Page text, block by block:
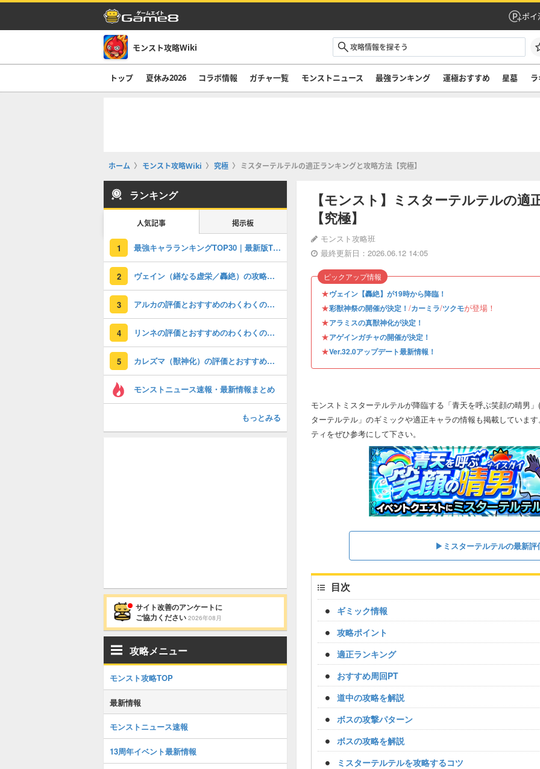
ポイ
モンスト攻略Wiki
トップ 夏休み2026 コラボ情報 ガチャ一覧 モンストニュース 最強ランキング 運極おすすめ 星墓
ホーム モンスト攻略Wiki 究極 ミスターテルテルの適正ランキングと攻略方法【究極】
【モンスト】ミスターテルテルの適
【究極】
モンスト攻略班
最終更新日：2026.06.12 14:05
★ヴェイン【轟絶】が19時から降臨！
★彩獣神祭の開催が決定！ /カーミラ/ツクモが登場！
★アラミスの真獣神化が決定！
★アゲインガチャの開催が決定！
★Ver.32.0アップデート最新情報！
ピックアップ情報
モンストミスターテルテルが降臨する「青天を呼ぶ笑顔の晴男
ターテルテル」のギミックや適正キャラの情報も掲載していま
ティをぜひ参考にして下さい。
▶ミスターテルテルの最新評
目次
ギミック情報
攻略ポイント
適正ランキング
おすすめ周回PT
道中の攻略を解説
ボスの攻撃パターン
ボスの攻略を解説
ミスターテルテルを攻略するコツ
ランキング
人気記事 掲示板
1 最強キャラランキングTOP30｜最新版Tier
2 ヴェイン（繕なる虚栄／轟絶）の攻略と適正
3 アルカの評価とおすすめのわくわくの実｜どっちが強い？
4 リンネの評価とおすすめのわくわくの実｜どっちが強い？
5 カレズマ（獣神化）の評価とおすすめのわくわくの実
モンストニュース速報・最新情報まとめ
もっとみる
サイト改善のアンケートに
ご協力ください 2026年08月
攻略メニュー
モンスト攻略TOP
最新情報
モンストニュース速報
13周年イベント最新情報